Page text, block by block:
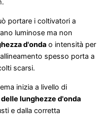
portare i coltivatori a
luminose ma non
d'onda o intensità per
spesso porta a
scarsi.
inizia a livello di
lunghezze d'onda
e dalla corretta